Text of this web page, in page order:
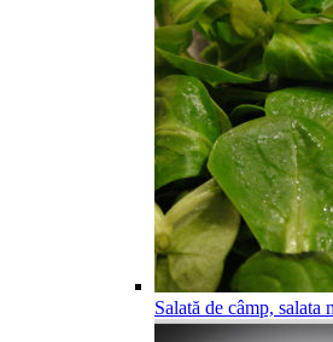
Salată de câmp, salata